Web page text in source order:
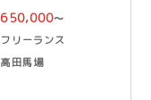
650,000〜
750,000 円／月
フリーランス
高田馬場